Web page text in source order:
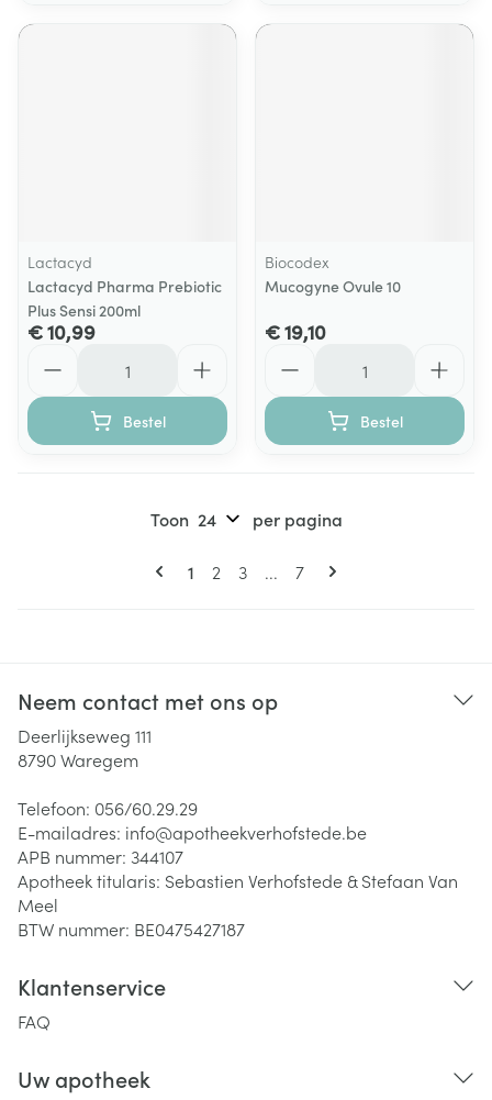
Lactacyd
Lactacyd Pharma Prebiotic
Plus Sensi 200ml
€ 10,99
Bestel
Biocodex
Mucogyne Ovule 10
€ 19,10
Bestel
Pagina's
U lees momenteel pagina
1 Pagina
2 Pagina
3 ... Pagina
7
Toon per pagina
Neem contact met ons op
Deerlijkseweg 111
8790Waregem
Telefoon: 056/60.29.29
E-mailadres: info@apotheekverhofstede.be
APB nummer: 344107
Apotheek titularis: Sebastien Verhofstede & Stefaan Van
Meel
BTW nummer: BE0475427187
Klantenservice
FAQ
Uw apotheek